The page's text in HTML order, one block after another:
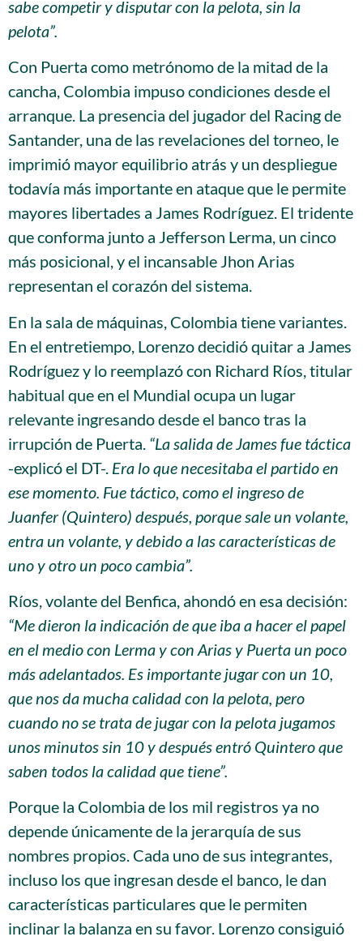
sabe competir y disputar con la pelota, sin la
pelota”.
Con Puerta como metrónomo de la mitad de la
cancha, Colombia impuso condiciones desde el
arranque. La presencia del jugador del Racing de
Santander, una de las revelaciones del torneo, le
imprimió mayor equilibrio atrás y un despliegue
todavía más importante en ataque que le permite
mayores libertades a James Rodríguez. El tridente
que conforma junto a Jefferson Lerma, un cinco
más posicional, y el incansable Jhon Arias
representan el corazón del sistema.
En la sala de máquinas, Colombia tiene variantes.
En el entretiempo, Lorenzo decidió quitar a James
Rodríguez y lo reemplazó con Richard Ríos, titular
habitual que en el Mundial ocupa un lugar
relevante ingresando desde el banco tras la
irrupción de Puerta. “La salida de James fue táctica
-explicó el DT-. Era lo que necesitaba el partido en
ese momento. Fue táctico, como el ingreso de
Juanfer (Quintero) después, porque sale un volante,
entra un volante, y debido a las características de
uno y otro un poco cambia”.
Ríos, volante del Benfica, ahondó en esa decisión:
“Me dieron la indicación de que iba a hacer el papel
en el medio con Lerma y con Arias y Puerta un poco
más adelantados. Es importante jugar con un 10,
que nos da mucha calidad con la pelota, pero
cuando no se trata de jugar con la pelota jugamos
unos minutos sin 10 y después entró Quintero que
saben todos la calidad que tiene”.
Porque la Colombia de los mil registros ya no
depende únicamente de la jerarquía de sus
nombres propios. Cada uno de sus integrantes,
incluso los que ingresan desde el banco, le dan
características particulares que le permiten
inclinar la balanza en su favor. Lorenzo consiguió